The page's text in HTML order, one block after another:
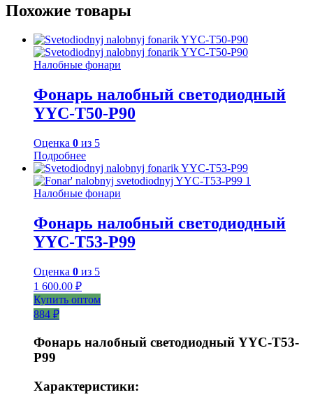
Похожие товары
Налобные фонари
Фонарь налобный светодиодный
YYC-Т50-P90
Оценка 0 из 5
Подробнее
Налобные фонари
Фонарь налобный светодиодный
YYC-T53-P99
Оценка 0 из 5
1 600.00 ₽
Купить оптом
884 ₽
Фонарь налобный светодиодный YYC-T53-
P99
Характеристики: